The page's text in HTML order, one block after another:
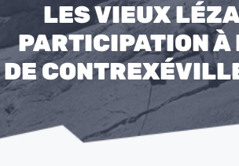
LES VIEUX
PARTICIPATION À
DE